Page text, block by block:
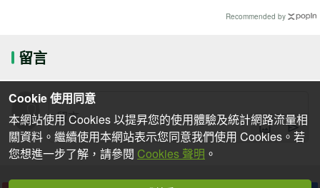
Recommended by
留言
Cookie 使用同意
本網站使用 Cookies 以提昇您的使用體驗及統計網路流量相
關資料。繼續使用本網站表示您同意我們使用 Cookies。若
您想進一步了解，請參閱 Cookies 聲明 。